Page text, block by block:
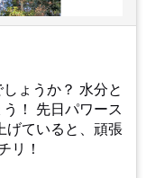
ょうか？ 水分と
！ 先日パワース
げていると、頑張
リ！